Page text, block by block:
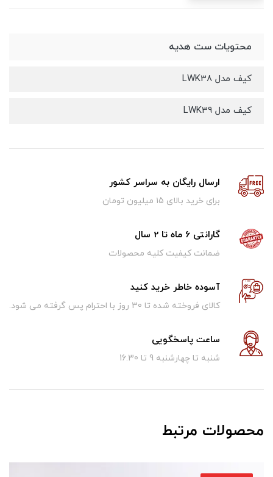
محتویات ست هدیه
کیف مدل LWK38
کیف مدل LWK39
ارسال رایگان به سراسر کشور
برای خرید بالای ۱5 میلیون تومان
گارانتی 6 ماه تا 2 سال
ضمانت کیفیت کلیه محصولات
آسوده خاطر خرید کنید
کالای فروخته شده تا 30 روز با احترام پس گرفته می شود.
ساعت پاسخگویی
شنبه تا چهارشنبه 9 تا 16.30
محصولات مرتبط